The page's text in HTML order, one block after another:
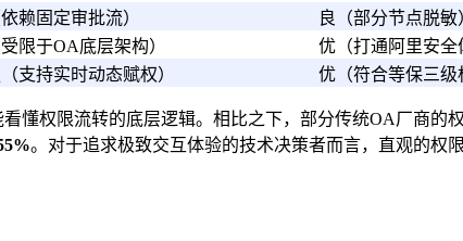
赖固定审批流） 良（部分节点脱敏
限于OA底层架构） 优（打通阿里安全
支持实时动态赋权） 优（符合等保三级
懂权限流转的底层逻辑。相比之下，部分传统OA厂商的
。对于追求极致交互体验的技术决策者而言，直观的权